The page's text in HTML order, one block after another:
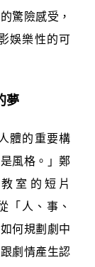
驚險感受，
娛樂性的可
夢
體的重要構
風格。」鄭
室的短片
「人、事、
何規劃劇中
劇情產生認